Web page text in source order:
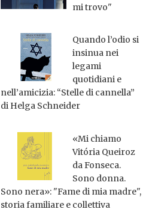
mi trovo"
Quando l’odio si
insinua nei
legami
quotidiani e
nell’amicizia: “Stelle di cannella”
di Helga Schneider
«Mi chiamo
Vitória Queiroz
da Fonseca.
Sono donna.
Sono nera»: "Fame di mia madre",
storia familiare e collettiva